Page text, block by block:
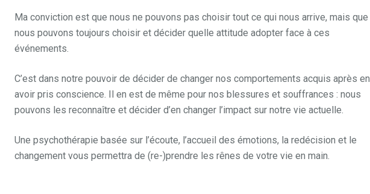
Ma conviction est que nous ne pouvons pas choisir tout ce qui nous arrive, mais que
nous pouvons toujours choisir et décider quelle attitude adopter face à ces
événements.
C’est dans notre pouvoir de décider de changer nos comportements acquis après en
avoir pris conscience. Il en est de même pour nos blessures et souffrances : nous
pouvons les reconnaître et décider d’en changer l’impact sur notre vie actuelle.
Une psychothérapie basée sur l’écoute, l’accueil des émotions, la redécision et le
changement vous permettra de (re-)prendre les rênes de votre vie en main.